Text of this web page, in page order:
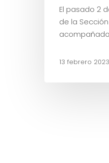
El pasado 2
de la
13 febrero 2023